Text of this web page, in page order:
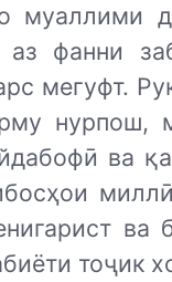
муаллими
аз фанни
мегуфт.
нурпош,
ва
ва
тоҷик